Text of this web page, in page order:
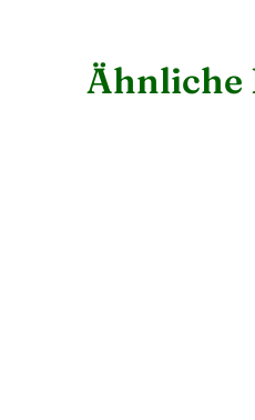
Ähnliche